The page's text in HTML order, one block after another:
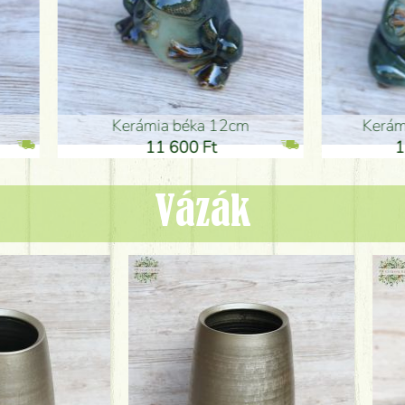
béka 12cm
600 Ft
Kerámia béka 12cm
11 600 Ft
Vázák